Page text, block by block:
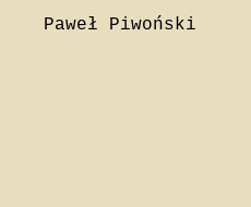
Paweł Piwoński